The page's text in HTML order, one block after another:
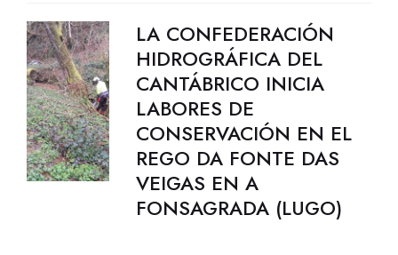
LA CONFEDERACIÓN
HIDROGRÁFICA DEL
CANTÁBRICO INICIA
LABORES DE
CONSERVACIÓN EN EL
REGO DA FONTE DAS
VEIGAS EN A
FONSAGRADA (LUGO)